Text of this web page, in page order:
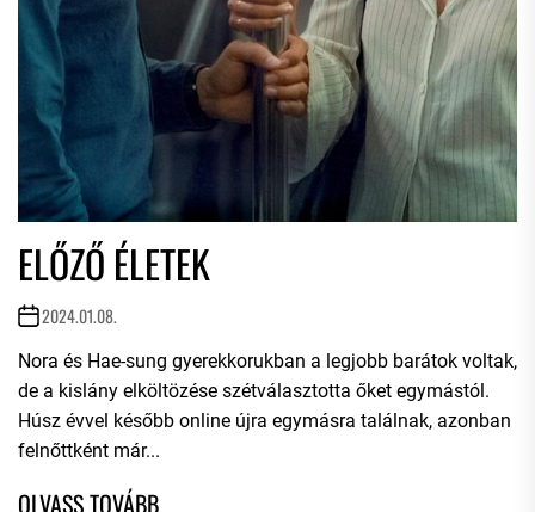
ELŐZŐ ÉLETEK
2024.01.08.
Nora és Hae-sung gyerekkorukban a legjobb barátok voltak,
de a kislány elköltözése szétválasztotta őket egymástól.
Húsz évvel később online újra egymásra találnak, azonban
felnőttként már...